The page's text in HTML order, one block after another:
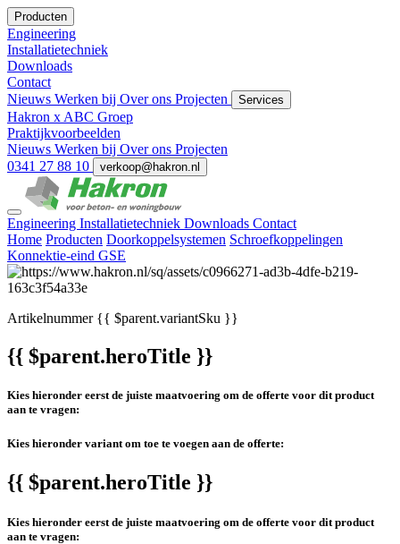
Producten
Engineering
Installatietechniek
Downloads
Contact
Nieuws Werken bij Over ons Projecten Services
Hakron x ABC Groep
Praktijkvoorbeelden
Nieuws Werken bij Over ons Projecten
0341 27 88 10
verkoop@hakron.nl
Engineering Installatietechniek Downloads Contact
Home Producten Doorkoppelsystemen Schroefkoppelingen
Konnektie-eind GSE
Artikelnummer{{ $parent.variantSku }}
{{ $parent.heroTitle }}
Kies hieronder eerst de juiste maatvoering om de offerte voor dit product
aan te vragen:
Kies hieronder variant om toe te voegen aan de offerte:
{{ $parent.heroTitle }}
Kies hieronder eerst de juiste maatvoering om de offerte voor dit product
aan te vragen: